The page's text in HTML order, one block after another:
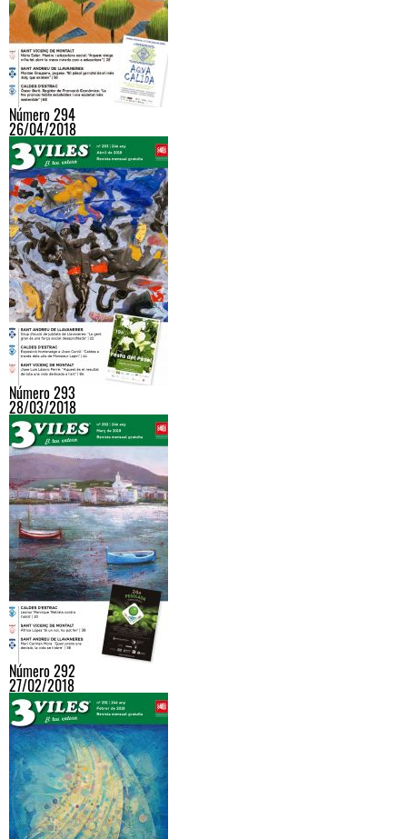
Número 294
26/04/2018
Número 293
28/03/2018
Número 292
27/02/2018